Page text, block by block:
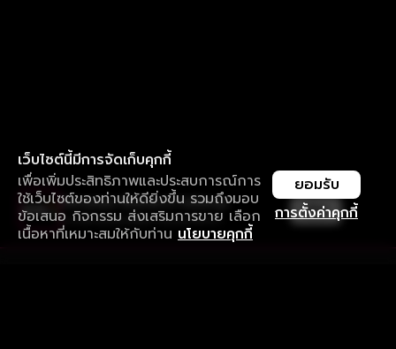
เว็บไซต์นี้มีการจัดเก็บคุกกี้
เพื่อเพิ่มประสิทธิภาพและประสบการณ์การ
ใช้เว็บไซต์ของท่านให้ดียิ่งขึ้น รวมถึงมอบ
ข้อเสนอ กิจกรรม ส่งเสริมการขาย เลือก
เนื้อหาที่เหมาะสมให้กับท่าน นโยบายคุกกี้
การตั้งค่าคุกกี้
ยอมรับ
ใช้งานแอป ลื่นไหลกว่า ไม่มีสะดุด
ดาวน์โหลดแอปเพื่อการรับชมที่ดีกว่า เปิด